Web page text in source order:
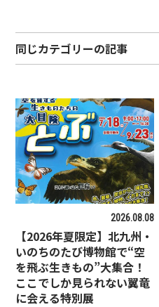
同じカテゴリーの記事
2026.08.08
【2026年夏限定】北九州・
いのちのたび博物館で“空
を飛ぶ生きもの”大集合！
ここでしか見られない翼竜
に会える特別展